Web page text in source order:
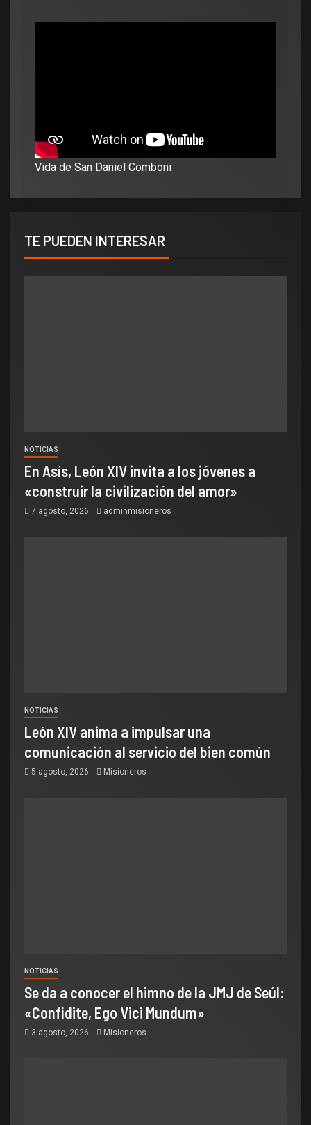
Vida de San Daniel Comboni
TE PUEDEN INTERESAR
NOTICIAS
En Asís, León XIV invita a los jóvenes a
«construir la civilización del amor»
7 agosto, 2026 adminmisioneros
NOTICIAS
León XIV anima a impulsar una
comunicación al servicio del bien común
5 agosto, 2026 Misioneros
NOTICIAS
Se da a conocer el himno de la JMJ de Seúl:
«Confidite, Ego Vici Mundum»
3 agosto, 2026 Misioneros